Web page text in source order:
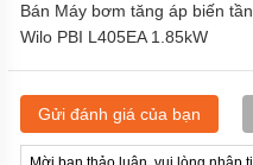
Bán Máy bơm tăng áp biến tần
Wilo PBI L405EA 1.85kW
Gửi đánh giá của bạn